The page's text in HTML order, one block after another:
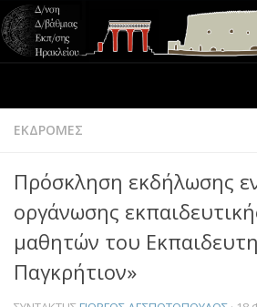
ΕΚΔΡΟΜΕΣ
Πρόσκληση εκδήλωσης
οργάνωσης
μαθητών του
Παγκρήτιον»